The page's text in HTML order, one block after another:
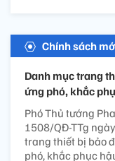
Chính sách
Danh mục trang
ứng phó, khắc
Phó Thủ tướng
1508/QĐ-TTg
trang thiết bị bảo
phó, khắc phục